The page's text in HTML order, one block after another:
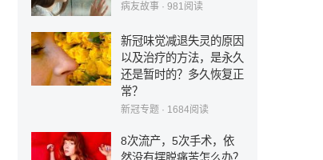
病友故事 · 981阅读
新冠味觉减退失灵的原因
以及治疗的方法，是永久
还是暂时的？多久恢复正
常？
新冠专题 · 1684阅读
8次流产，5次手术，依